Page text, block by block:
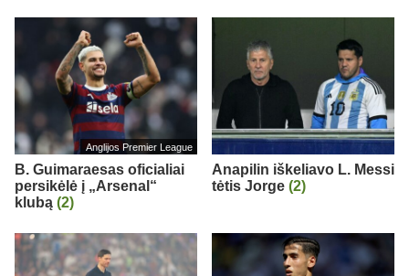
Anglijos Premier League
B. Guimaraesas oficialiai
persikėlė į „Arsenal“
klubą (2)
Anapilin iškeliavo L. Messi
tėtis Jorge (2)